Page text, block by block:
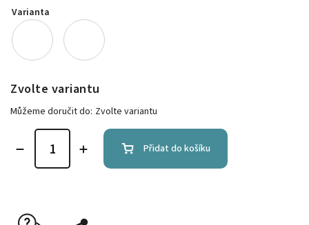
Varianta
Zvolte variantu
Můžeme doručit do: Zvolte variantu
Přidat do košíku